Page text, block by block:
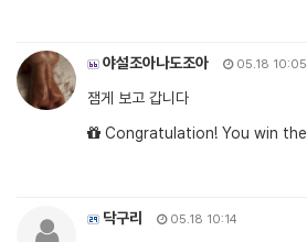
야설조아나도조아 05.18 10:05
잼게 보고 갑니다
Congratulation! You win the
닥구리 05.18 10:14